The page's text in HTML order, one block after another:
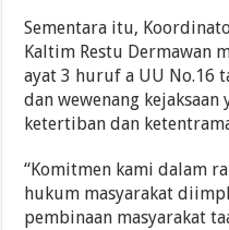
Sementara itu,
Kaltim Restu Dermawan
ayat 3 huruf a UU No.16
dan wewenang
ketertiban dan
“Komitmen kami dalam
hukum masyarakat
pembinaan masyarakat